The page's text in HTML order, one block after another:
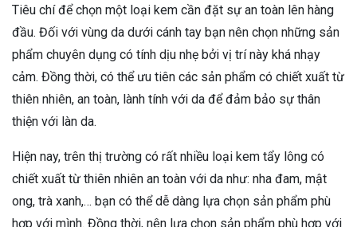
Tiêu chí để chọn một loại kem cần đặt sự an toàn lên hàng
đầu. Đối với vùng da dưới cánh tay bạn nên chọn những sản
phẩm chuyên dụng có tính dịu nhẹ bởi vị trí này khá nhạy
cảm. Đồng thời, có thể ưu tiên các sản phẩm có chiết xuất từ
thiên nhiên, an toàn, lành tính với da để đảm bảo sự thân
thiện với làn da.
Hiện nay, trên thị trường có rất nhiều loại kem tẩy lông có
chiết xuất từ thiên nhiên an toàn với da như: nha đam, mật
ong, trà xanh,… bạn có thể dễ dàng lựa chọn sản phẩm phù
hợp với mình. Đồng thời, nên lựa chọn sản phẩm phù hợp với